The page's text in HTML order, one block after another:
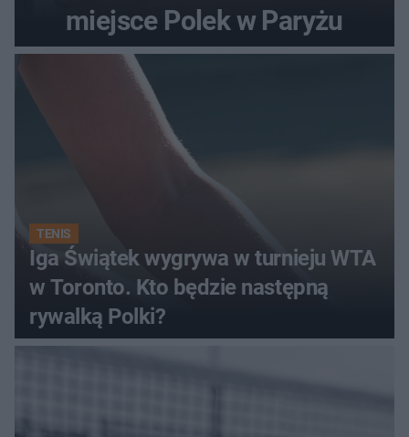
miejsce Polek w Paryżu
TENIS
Iga Świątek wygrywa w turnieju WTA
w Toronto. Kto będzie następną
rywalką Polki?